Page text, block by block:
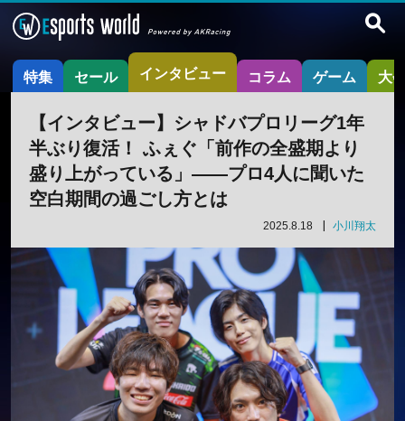
特集 セール インタビュー コラム ゲーム 大
【インタビュー】シャドバプロリーグ1年
半ぶり復活！ ふぇぐ「前作の全盛期より
盛り上がっている」——プロ4人に聞いた
空白期間の過ごし方とは
2025.8.18 小川翔太